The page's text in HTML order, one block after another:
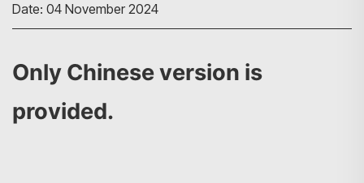
Date: 04 November 2024
Only Chinese version is
provided.